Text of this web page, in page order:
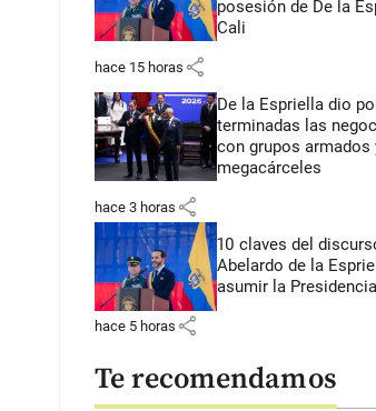
posesión de De la
Cali
hace 15 horas share
De la Espriella dio
terminadas las
con grupos armados
megacárceles
hace 3 horas share
10 claves del
Abelardo de la
asumir la Presidencia
hace 5 horas share
Te recomendamos